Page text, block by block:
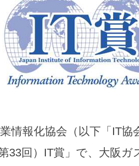
情報化協会（以下「IT協
33回）IT賞」で、大阪